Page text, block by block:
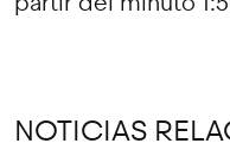
NOTICIAS